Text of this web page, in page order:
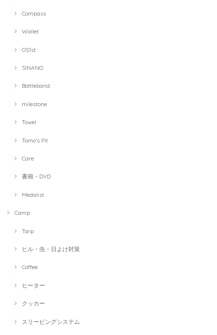
Compass
Wallet
OS1st
SINANO
Bottleband
milestone
Towel
Tomo's Pit
Care
書籍・DVD
Medalist
Camp
Tarp
ヒル・虫・日よけ対策
Coffee
ヒーター
クッカー
スリーピングシステム